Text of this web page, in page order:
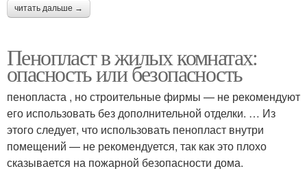
читать дальше →
Пенопласт в жилых комнатах:
опасность или безопасность
пенопласта , но строительные фирмы — не рекомендуют
его использовать без дополнительной отделки. … Из
этого следует, что использовать пенопласт внутри
помещений — не рекомендуется, так как это плохо
сказывается на пожарной безопасности дома.